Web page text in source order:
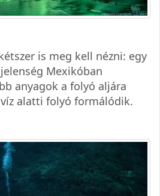
is meg kell nézni: egy
Mexikóban
anyagok a folyó aljára
alatti folyó formálódik.